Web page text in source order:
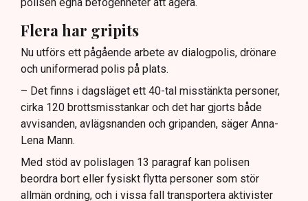
Flera har gripits
Nu utförs ett pågående arbete av dialogpolis, drönare
och uniformerad polis på plats.
– Det finns i dagsläget ett 40-tal misstänkta personer,
cirka 120 brottsmisstankar och det har gjorts både
avvisanden, avlägsnanden och gripanden, säger Anna-
Lena Mann.
Med stöd av polislagen 13 paragraf kan polisen
beordra bort eller fysiskt flytta personer som stör
allmän ordning, och i vissa fall transportera aktivister